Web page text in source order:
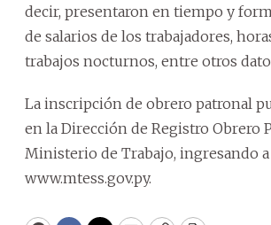
decir, presentaron en tiempo y
de salarios de los trabajadores,
trabajos nocturnos, entre otros
La inscripción de obrero patronal
en la Dirección de Registro Obrero
Ministerio de Trabajo, ingresando a
www.mtess.gov.py.